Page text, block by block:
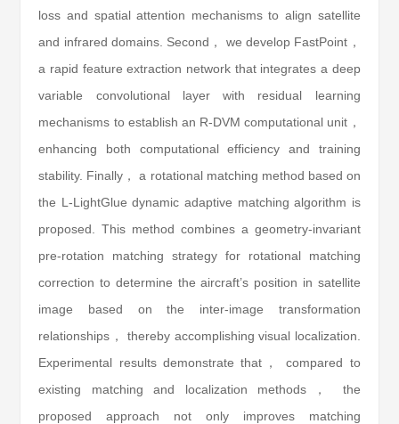
loss and spatial attention mechanisms to align satellite
and infrared domains. Second， we develop FastPoint，
a rapid feature extraction network that integrates a deep
variable convolutional layer with residual learning
mechanisms to establish an R-DVM computational unit，
enhancing both computational efficiency and training
stability. Finally， a rotational matching method based on
the L-LightGlue dynamic adaptive matching algorithm is
proposed. This method combines a geometry-invariant
pre-rotation matching strategy for rotational matching
correction to determine the aircraft’s position in satellite
image based on the inter-image transformation
relationships， thereby accomplishing visual localization.
Experimental results demonstrate that， compared to
existing matching and localization methods， the
proposed approach not only improves matching